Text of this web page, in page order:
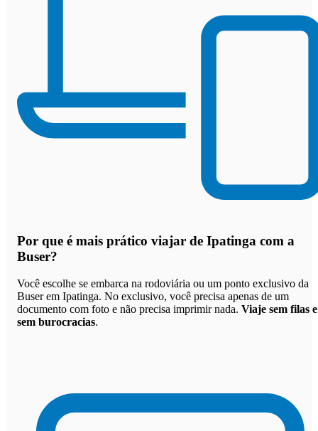
Por que é mais prático viajar de Ipatinga com a
Buser?
Você escolhe se embarca na rodoviária ou um ponto exclusivo da
Buser em Ipatinga. No exclusivo, você precisa apenas de um
documento com foto e não precisa imprimir nada. Viaje sem filas e
sem burocracias.